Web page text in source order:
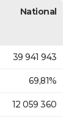
National
39 941 943
69,81%
12 059 360